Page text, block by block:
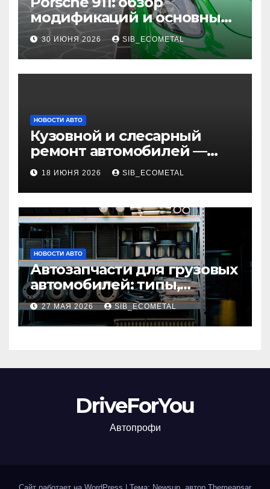
модификаций и основные
характеристики
30 ИЮНЯ 2026 SIB_ECOMETAL
НОВОСТИ АВТО
Кузовной и слесарный
ремонт автомобилей —
наличие оригинальных
запчастей и типичные
сроки выполнения работ
18 ИЮНЯ 2026 SIB_ECOMETAL
НОВОСТИ АВТО
Автозапчасти для грузовых
автомобилей: типы,
совместимость и критерии
подбора
27 МАЯ 2026 SIB_ECOMETAL
DriveForYou
Автопрофи